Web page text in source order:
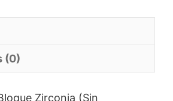
(0)
Zirconia (Sin